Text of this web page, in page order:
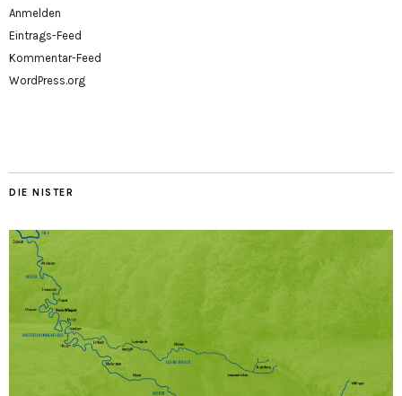
Anmelden
Eintrags-Feed
Kommentar-Feed
WordPress.org
DIE NISTER